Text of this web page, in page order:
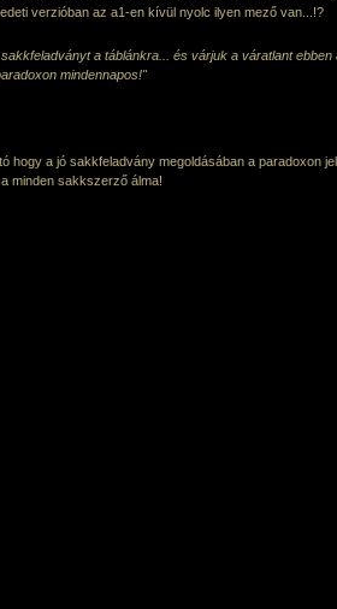
verzióban az a1-en kívül nyolc ilyen mező van...!?
a táblánkra... és várjuk a váratlant ebben
mindennapos!"
hogy a jó sakkfeladvány megoldásában a paradoxon
minden sakkszerző álma!